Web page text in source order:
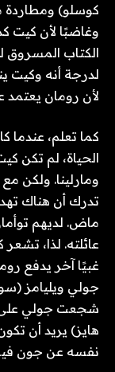
كوسلو) ومطاردة
وغاضبًا لأن كيت
الكتاب المسروق
لدرجة أنه وكيت
لأن رومان يعتمد
كما تعلم،
الحياة، لم تكن
ومارلينا. ولكن
تدرك أن هناك
ماض. لديهم
عائلته. لذا،
غبيًا آخر يدفع
جولي ويليامز
شجعت جولي على
هايز) يريد أن
نفسه عن جون